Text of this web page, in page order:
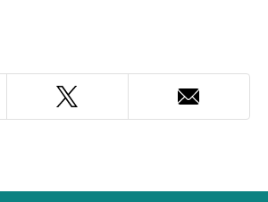
Twitter
Adresse
courriel